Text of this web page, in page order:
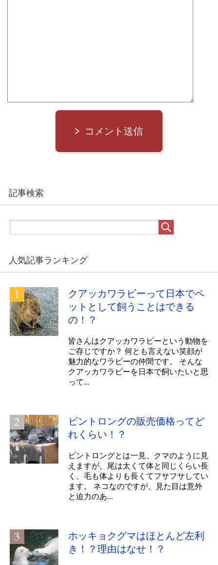
コメント送信
記事検索
人気記事ランキング
クアッカワラビーって日本でペ
ットとして飼うことはできる
の！？
皆さんはクアッカワラビーという動物を
ご存じですか？ 何とも言えない笑顔が
魅力的なワラビーの仲間です。 そんな
クアッカワラビーを日本で飼いたいと思
って...
ビントロングの販売価格ってど
れくらい！？
ビントロングとは一見、クマのように見
えますが、尾は太くて体と同じくらい長
く、毛も体よりも長くてフサフサしてい
ます。 ネコなのですが、見た目は意外
と迫力のあ...
ホッキョクグマはほとんど左利
き！？理由はなせ！？